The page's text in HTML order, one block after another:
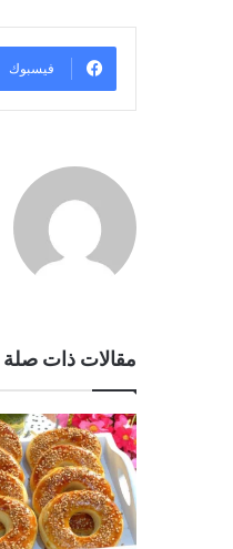
فيسبوك
مقالات ذات صلة